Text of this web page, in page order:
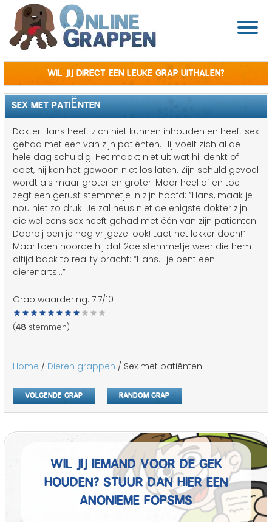
Wil jij direct een leuke grap uithalen?
SEX MET PATIËNTEN
Dokter Hans heeft zich niet kunnen inhouden en heeft sex
gehad met een van zijn patiënten. Hij voelt zich al de
hele dag schuldig. Het maakt niet uit wat hij denkt of
doet, hij kan het gewoon niet los laten. Zijn schuld gevoel
wordt als maar groter en groter. Maar heel af en toe
zegt een gerust stemmetje in zijn hoofd: ”Hans, maak je
nou niet zo druk! Je zal heus niet de enigste dokter zijn
die wel eens sex heeft gehad met één van zijn patiënten.
Daarbij ben je nog vrijgezel ook! Laat het lekker doen!”
Maar toen hoorde hij dat 2de stemmetje weer die hem
altijd back to reality bracht: “Hans... je bent een
dierenarts...”
Grap waardering: 7.7/10
(48 stemmen)
Home / Dieren grappen / Sex met patiënten
Volgende grap Random grap
Wil jij iemand voor de gek
houden? Stuur dan hier een
anonieme fopSMS